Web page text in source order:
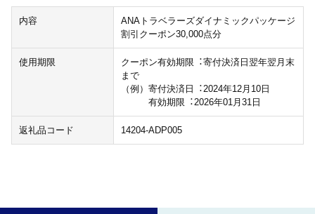
内容
ANAトラベラーズダイナミックパッケージ
割引クーポン30,000点分
使用期限
クーポン有効期限︓寄付決済⽇翌年翌⽉末
まで
（例）寄付決済⽇︓2024年12⽉10⽇
有効期限︓2026年01⽉31⽇
返礼品コード 14204-ADP005